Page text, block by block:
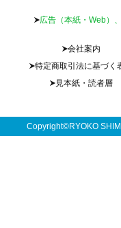
広告（本紙・Web）
会社案内
特定商取引法に基づく
見本紙・読者層
Copyright©RYOKO